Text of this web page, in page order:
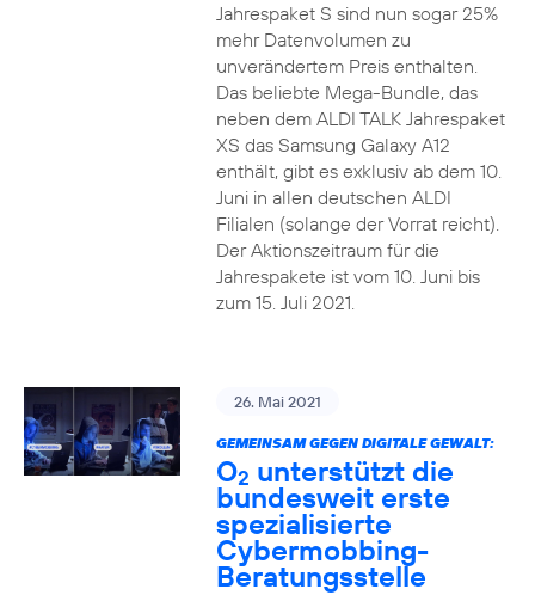
Jahrespaket S sind nun sogar 25%
mehr Datenvolumen zu
unverändertem Preis enthalten.
Das beliebte Mega-Bundle, das
neben dem ALDI TALK Jahrespaket
XS das Samsung Galaxy A12
enthält, gibt es exklusiv ab dem 10.
Juni in allen deutschen ALDI
Filialen (solange der Vorrat reicht).
Der Aktionszeitraum für die
Jahrespakete ist vom 10. Juni bis
zum 15. Juli 2021.
26. Mai 2021
GEMEINSAM GEGEN DIGITALE GEWALT:
O2 unterstützt die
bundesweit erste
spezialisierte
Cybermobbing-
Beratungsstelle